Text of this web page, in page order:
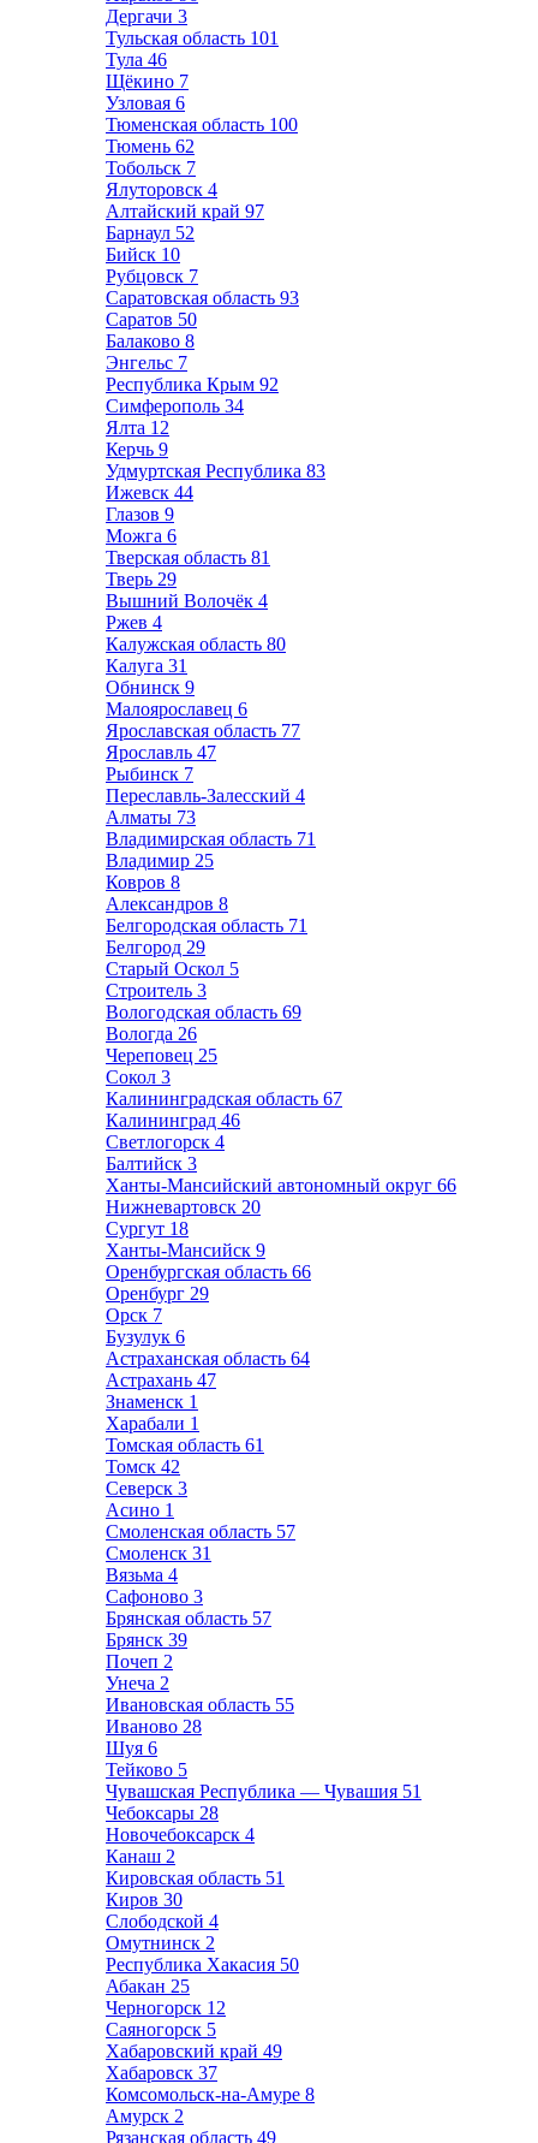
Дергачи 3
Тульская область 101
Тула 46
Щёкино 7
Узловая 6
Тюменская область 100
Тюмень 62
Тобольск 7
Ялуторовск 4
Алтайский край 97
Барнаул 52
Бийск 10
Рубцовск 7
Саратовская область 93
Саратов 50
Балаково 8
Энгельс 7
Республика Крым 92
Симферополь 34
Ялта 12
Керчь 9
Удмуртская Республика 83
Ижевск 44
Глазов 9
Можга 6
Тверская область 81
Тверь 29
Вышний Волочёк 4
Ржев 4
Калужская область 80
Калуга 31
Обнинск 9
Малоярославец 6
Ярославская область 77
Ярославль 47
Рыбинск 7
Переславль-Залесский 4
Алматы 73
Владимирская область 71
Владимир 25
Ковров 8
Александров 8
Белгородская область 71
Белгород 29
Старый Оскол 5
Строитель 3
Вологодская область 69
Вологда 26
Череповец 25
Сокол 3
Калининградская область 67
Калининград 46
Светлогорск 4
Балтийск 3
Ханты-Мансийский автономный округ 66
Нижневартовск 20
Сургут 18
Ханты-Мансийск 9
Оренбургская область 66
Оренбург 29
Орск 7
Бузулук 6
Астраханская область 64
Астрахань 47
Знаменск 1
Харабали 1
Томская область 61
Томск 42
Северск 3
Асино 1
Смоленская область 57
Смоленск 31
Вязьма 4
Сафоново 3
Брянская область 57
Брянск 39
Почеп 2
Унеча 2
Ивановская область 55
Иваново 28
Шуя 6
Тейково 5
Чувашская Республика — Чувашия 51
Чебоксары 28
Новочебоксарск 4
Канаш 2
Кировская область 51
Киров 30
Слободской 4
Омутнинск 2
Республика Хакасия 50
Абакан 25
Черногорск 12
Саяногорск 5
Хабаровский край 49
Хабаровск 37
Комсомольск-на-Амуре 8
Амурск 2
Рязанская область 49